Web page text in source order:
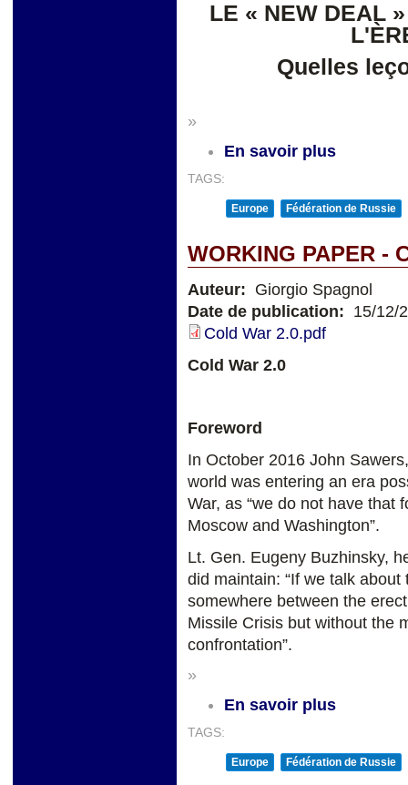
LE « NEW DEAL
Quelles
»
En savoir plus
TAGS:
Europe Fédération de Russie
WORKING PAPER -
Auteur: Giorgio Spagnol
Date de publication: 15/12/
Cold War 2.0.pdf
Cold War 2.0
Foreword
In October 2016 John
world was entering an era
War, as “we do not have that
Moscow and Washington”.
Lt. Gen. Eugeny Buzhinsky,
did maintain: “If we talk
somewhere between the
Missile Crisis but without the
confrontation”.
»
En savoir plus
TAGS:
Europe Fédération de Russie